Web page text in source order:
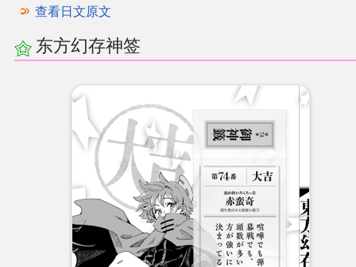
查看日文原文
东方幻存神签